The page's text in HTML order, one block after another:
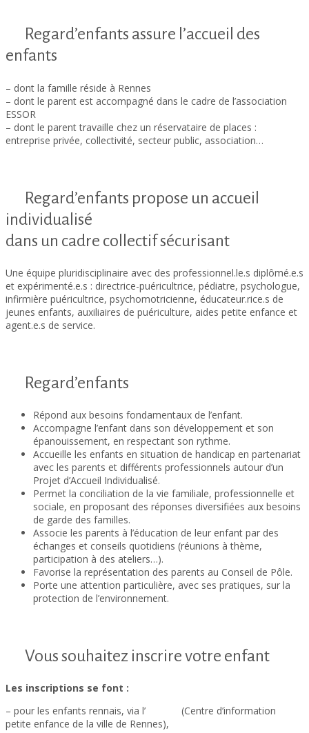
Regard’enfants assure l’accueil des
enfants
– dont la famille réside à Rennes
– dont le parent est accompagné dans le cadre de l’association
ESSOR
– dont le parent travaille chez un réservataire de places :
entreprise privée, collectivité, secteur public, association…
Regard’enfants propose un accueil
individualisé
dans un cadre collectif sécurisant
Une équipe pluridisciplinaire avec des professionnel.le.s diplômé.e.s
et expérimenté.e.s : directrice-puéricultrice, pédiatre, psychologue,
infirmière puéricultrice, psychomotricienne, éducateur.rice.s de
jeunes enfants, auxiliaires de puériculture, aides petite enfance et
agent.e.s de service.
Regard’enfants
Répond aux besoins fondamentaux de l’enfant.
Accompagne l’enfant dans son développement et son
épanouissement, en respectant son rythme.
Accueille les enfants en situation de handicap en partenariat
avec les parents et différents professionnels autour d’un
Projet d’Accueil Individualisé.
Permet la conciliation de la vie familiale, professionnelle et
sociale, en proposant des réponses diversifiées aux besoins
de garde des familles.
Associe les parents à l’éducation de leur enfant par des
échanges et conseils quotidiens (réunions à thème,
participation à des ateliers…).
Favorise la représentation des parents au Conseil de Pôle.
Porte une attention particulière, avec ses pratiques, sur la
protection de l’environnement.
Vous souhaitez inscrire votre enfant
Les inscriptions se font :
– pour les enfants rennais, via l’
(Centre d’information
petite enfance de la ville de Rennes),